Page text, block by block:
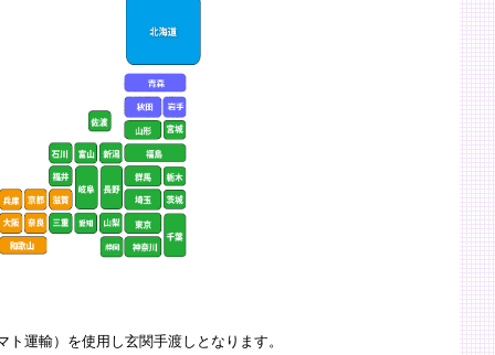
ト運輸）を使用し玄関手渡しとなります。